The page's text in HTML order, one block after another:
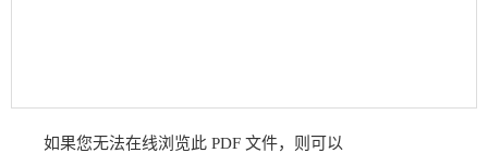
如果您无法在线浏览此 PDF 文件，则可以